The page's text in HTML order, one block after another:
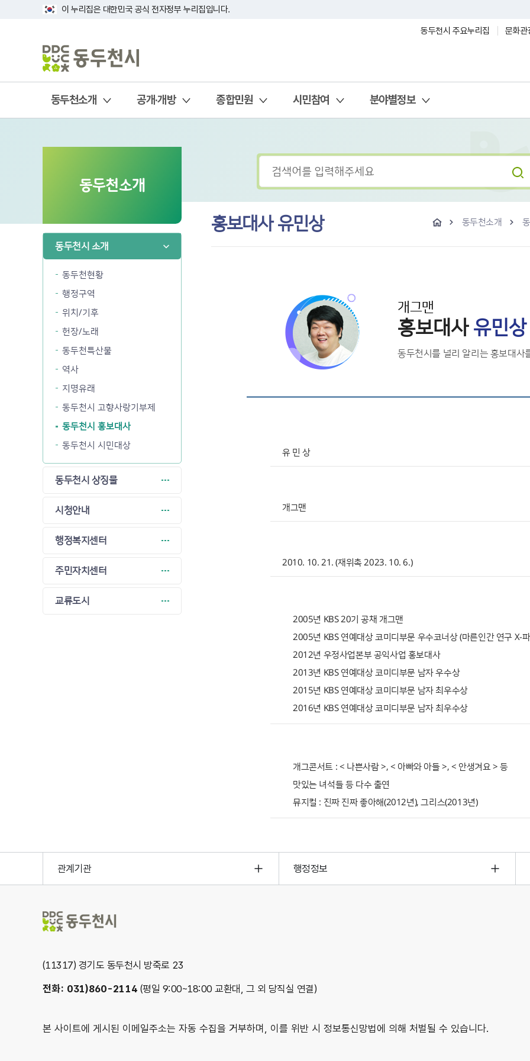
이 누리집은 대한민국 공식 전자정부 누리집입니다.
동두천시 주요누리집
문화관
동두천소개 공개·개방 종합민원 시민참여 분야별정보
동두천소개
동두천시 소개
동두천현황
행정구역
위치/기후
헌장/노래
동두천특산물
역사
지명유래
동두천시 고향사랑기부제
동두천시 홍보대사
동두천시 시민대상
동두천시 상징물
시청안내
행정복지센터
주민자치센터
교류도시
홍보대사 유민상 동두천소개
개그맨
홍보대사 유민상
동두천시를 널리 알리는 홍보대사
유 민 상
개그맨
2010. 10. 21. (재위촉 2023. 10. 6.)
2005년 KBS 20기 공채 개그맨
2005년 KBS 연예대상 코미디부문 우수코너상 (마른인간 연구 X-
2012년 우정사업본부 공익사업 홍보대사
2013년 KBS 연예대상 코미디부문 남자 우수상
2015년 KBS 연예대상 코미디부문 남자 최우수상
2016년 KBS 연예대상 코미디부문 남자 최우수상
개그콘서트 : < 나쁜사람 >, < 아빠와 아들 >, < 안생겨요 > 등
맛있는 녀석들 등 다수 출연
뮤지컬 : 진짜 진짜 좋아해(2012년), 그리스(2013년)
관계기관 행정정보
(11317) 경기도 동두천시 방죽로 23
전화: 031)860-2114 (평일 9:00~18:00 교환대, 그 외 당직실 연결)
본 사이트에 게시된 이메일주소는 자동 수집을 거부하며, 이를 위반 시 정보통신망법에 의해 처벌될 수 있습니다.